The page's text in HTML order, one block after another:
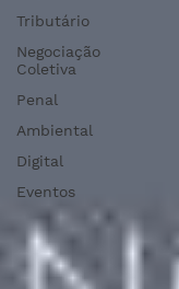
Tributário
Negociação
Coletiva
Penal
Ambiental
Digital
Eventos